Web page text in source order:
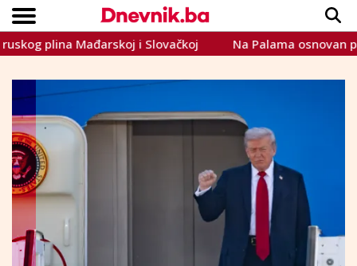
VIJESTI
SPORT
INTERVIEW
TEME
CRNA KRONIKA
LIFESTYLE
Copyright © Dnevnik.ba 2023.
plina Mađarskoj i Slovačkoj Na Palama osnovan